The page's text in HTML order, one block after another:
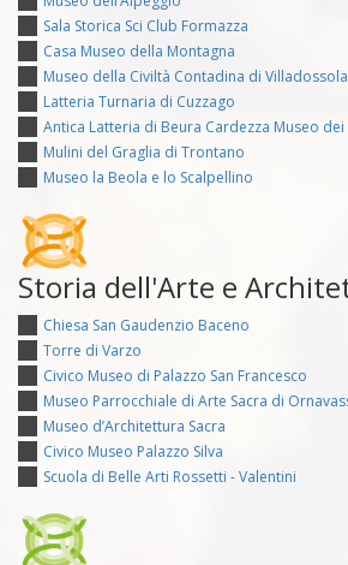
Sala Storica Sci Club Formazza
Casa Museo della Montagna
Museo della Civiltà Contadina di Villadossola
Latteria Turnaria di Cuzzago
Antica Latteria di Beura Cardezza Museo
Mulini del Graglia di Trontano
Museo la Beola e lo Scalpellino
Storia dell'Arte e
Chiesa San Gaudenzio Baceno
Torre di Varzo
Civico Museo di Palazzo San Francesco
Museo Parrocchiale di Arte Sacra di
Museo d’Architettura Sacra
Civico Museo Palazzo Silva
Scuola di Belle Arti Rossetti - Valentini